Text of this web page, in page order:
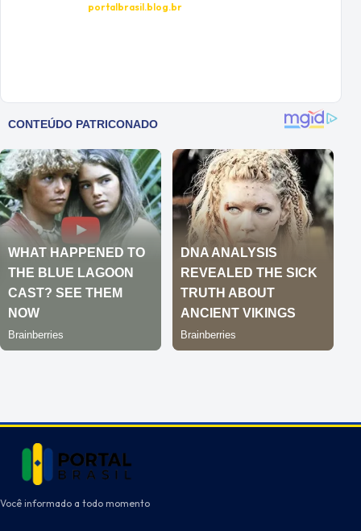
portalbrasil.blog.br
Você informado a todo momento